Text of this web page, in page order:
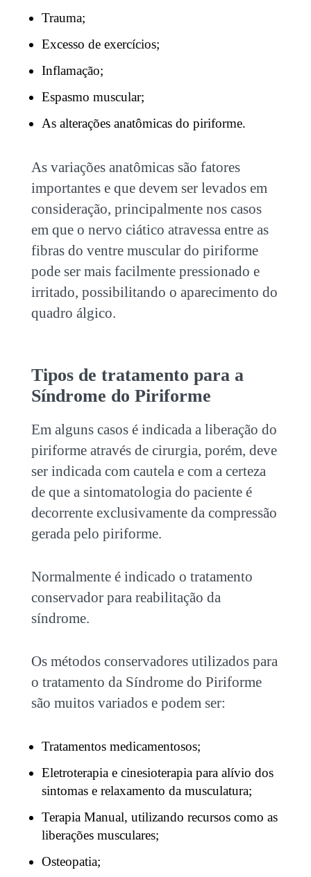
Trauma;
Excesso de exercícios;
Inflamação;
Espasmo muscular;
As alterações anatômicas do piriforme.
As variações anatômicas são fatores
importantes e que devem ser levados em
consideração, principalmente nos casos
em que o nervo ciático atravessa entre as
fibras do ventre muscular do piriforme
pode ser mais facilmente pressionado e
irritado, possibilitando o aparecimento do
quadro álgico.
Tipos de tratamento para a
Síndrome do Piriforme
Em alguns casos é indicada a liberação do
piriforme através de cirurgia, porém, deve
ser indicada com cautela e com a certeza
de que a sintomatologia do paciente é
decorrente exclusivamente da compressão
gerada pelo piriforme.
Normalmente é indicado o tratamento
conservador para reabilitação da
síndrome.
Os métodos conservadores utilizados para
o tratamento da Síndrome do Piriforme
são muitos variados e podem ser:
Tratamentos medicamentosos;
Eletroterapia e cinesioterapia para alívio dos
sintomas e relaxamento da musculatura;
Terapia Manual, utilizando recursos como as
liberações musculares;
Osteopatia;